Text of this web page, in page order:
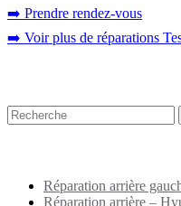
➡️ Prendre rendez-vous
➡️ Voir plus de réparations
Réparation arrière
Réparation arrière –